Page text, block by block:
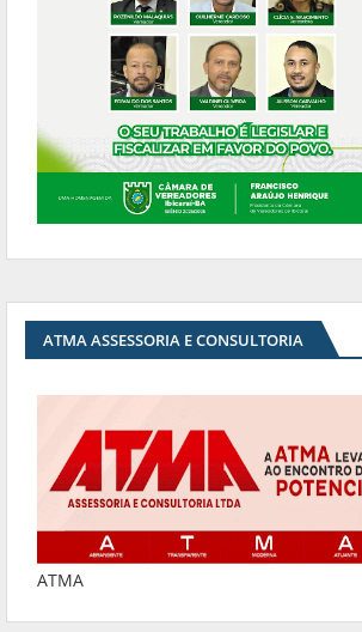
ATMA ASSESSORIA E CONSULTORIA
ATMA